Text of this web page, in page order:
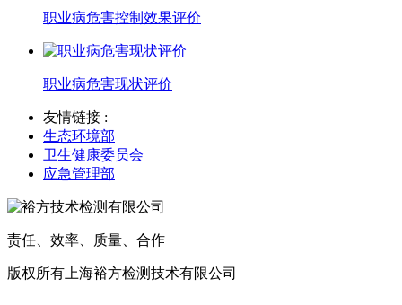
职业病危害控制效果评价
职业病危害现状评价
友情链接 :
生态环境部
卫生健康委员会
应急管理部
责任、效率、质量、合作
版权所有上海裕方检测技术有限公司